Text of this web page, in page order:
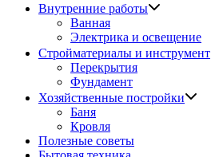
Внутренние работы
Ванная
Электрика и освещение
Стройматериалы и инструмент
Перекрытия
Фундамент
Хозяйственные постройки
Баня
Кровля
Полезные советы